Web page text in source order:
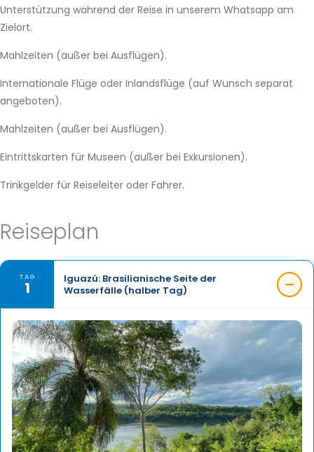
Unterstützung während der Reise in unserem Whatsapp am
Zielort.
Mahlzeiten (außer bei Ausflügen).
Internationale Flüge oder Inlandsflüge (auf Wunsch separat
angeboten).
Mahlzeiten (außer bei Ausflügen).
Eintrittskarten für Museen (außer bei Exkursionen).
Trinkgelder für Reiseleiter oder Fahrer.
Reiseplan
TAG
1
Iguazú: Brasilianische Seite der
Wasserfälle (halber Tag)